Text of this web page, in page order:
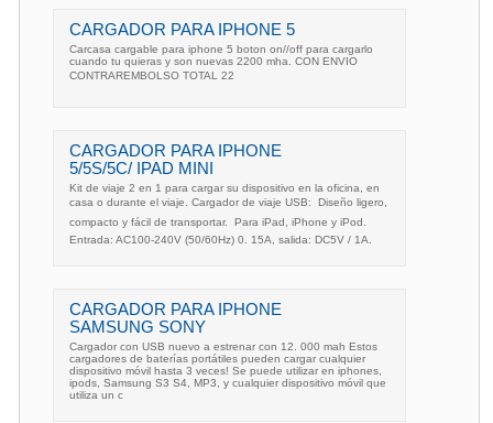
CARGADOR PARA IPHONE 5
Carcasa cargable para iphone 5 boton on//off para cargarlo
cuando tu quieras y son nuevas 2200 mha. CON ENVIO
CONTRAREMBOLSO TOTAL 22
CARGADOR PARA IPHONE
5/5S/5C/ IPAD MINI
Kit de viaje 2 en 1 para cargar su dispositivo en la oficina, en
casa o durante el viaje. Cargador de viaje USB:  Diseño ligero,
compacto y fácil de transportar.  Para iPad, iPhone y iPod. 
Entrada: AC100-240V (50/60Hz) 0. 15A, salida: DC5V / 1A.
CARGADOR PARA IPHONE
SAMSUNG SONY
Cargador con USB nuevo a estrenar con 12. 000 mah Estos
cargadores de baterías portátiles pueden cargar cualquier
dispositivo móvil hasta 3 veces! Se puede utilizar en iphones,
ipods, Samsung S3 S4, MP3, y cualquier dispositivo móvil que
utiliza un c